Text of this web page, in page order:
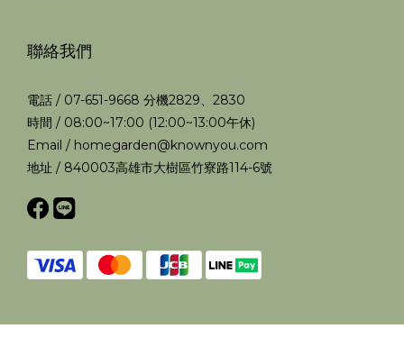
聯絡我們
電話 / 07-651-9668 分機2829、2830
時間 / 08:00~17:00 (12:00~13:00午休)
Email / homegarden@knownyou.com
地址 / 840003高雄市大樹區竹寮路114-6號